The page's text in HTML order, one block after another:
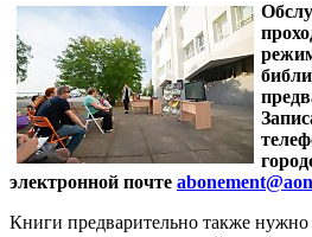
электронной почте
Книги предварительно также нужно